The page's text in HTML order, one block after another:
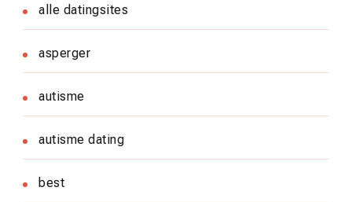
alle datingsites
asperger
autisme
autisme dating
best